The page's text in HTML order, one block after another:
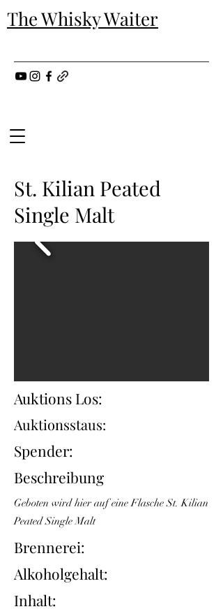
The Whisky Waiter
St. Kilian Peated
Single Malt
Auktions Los:
Auktionsstaus:
Spender:
Beschreibung
Geboten wird hier auf eine Flasche St. Kilian
Peated Single Malt
Brennerei:
Alkoholgehalt:
Inhalt: